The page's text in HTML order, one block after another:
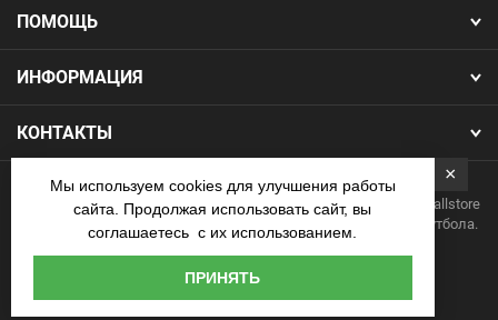
ПОМОЩЬ
ИНФОРМАЦИЯ
КОНТАКТЫ
Copyright 2026.Все права защищены. Интернет-магазин Footballstore
— продажа футбольной формы, бутс, мячей и одежды для футбола.
×
Мы используем cookies для улучшения работы
сайта. Продолжая использовать сайт, вы
соглашаетесь с их использованием.
ПРИНЯТЬ